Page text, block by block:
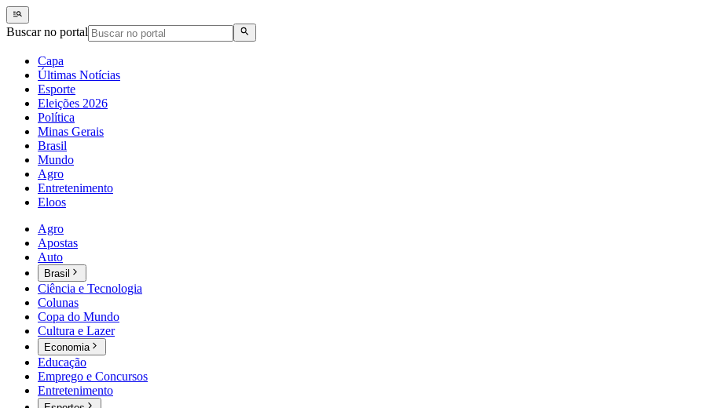
Buscar no portal
Capa
Últimas Notícias
Esporte
Eleições 2026
Política
Minas Gerais
Brasil
Mundo
Agro
Entretenimento
Eloos
Agro
Apostas
Auto
Brasil
Ciência e Tecnologia
Colunas
Copa do Mundo
Cultura e Lazer
Economia
Educação
Emprego e Concursos
Entretenimento